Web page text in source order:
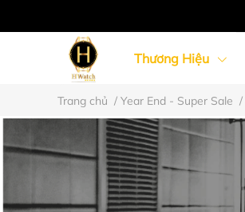
Thương Hiệu
Đồng Hồ Nữ
Trang chủ / Year End - Super Sale /